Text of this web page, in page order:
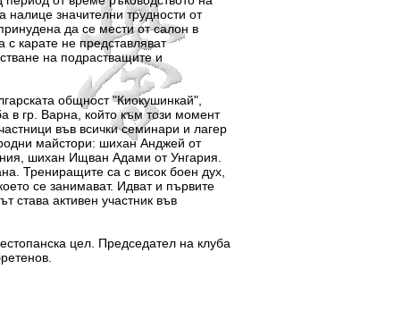
налице значителни трудности от
да се мести от салон в
карате не представляват
на подрастващите и
общност "Киокушинкай",
в гр. Варна, който към този момент
във всички семинари и лагер
майстори: шихан Анджей от
шихан Ищван Адами от Унгария.
Трениращите са с висок боен дух,
се занимават. Идват и първите
става активен участник във
цел. Председател на клуба